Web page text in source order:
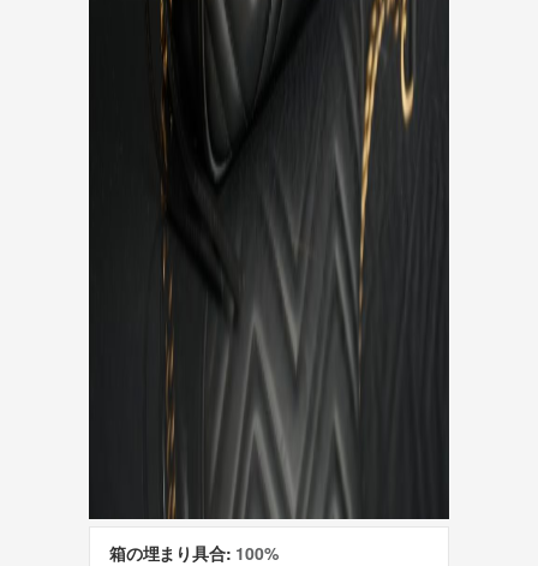
箱の埋まり具合: 100%